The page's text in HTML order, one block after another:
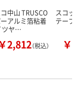
中山 TRUSCO
アルミ箔粘着
ツヤ…
2,812（税込）
スコッ
テープ（
￥